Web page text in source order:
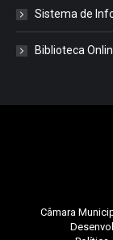
Sistema de
Biblioteca
Câmara